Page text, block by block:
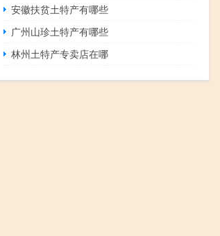
安徽扶贫土特产有哪些
广州山珍土特产有哪些
林州土特产专卖店在哪